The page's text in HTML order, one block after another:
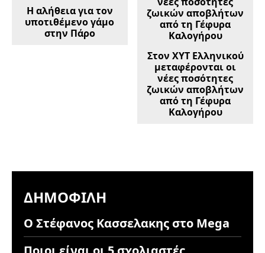
Η αλήθεια για τον
υποτιθέμενο γάμο
στην Πάρο
Στον ΧΥΤ Ελληνικού
μεταφέρονται οι
νέες ποσότητες
ζωικών αποβλήτων
από τη Γέφυρα
Καλογήρου
ΔΗΜΟΦΙΛΉ
Ο Στέφανος Κασσελακης στο Mega